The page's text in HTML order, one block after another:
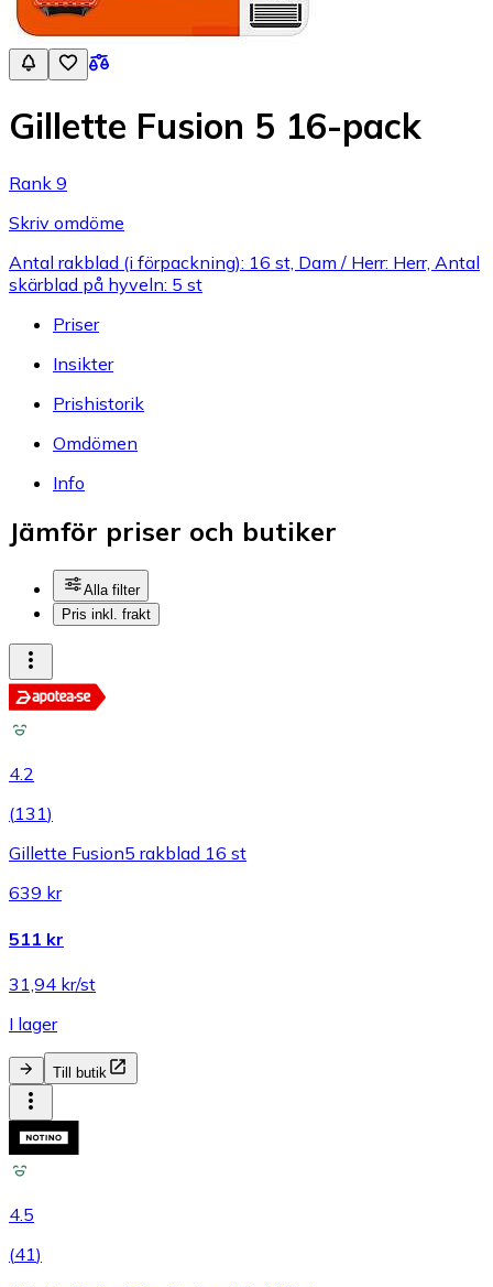
Gillette Fusion 5 16-pack
Rank 9
Skriv omdöme
Antal rakblad (i förpackning): 16 st, Dam / Herr: Herr, Antal
skärblad på hyveln: 5 st
Priser
Insikter
Prishistorik
Omdömen
Info
Jämför priser och butiker
Alla filter
Pris inkl. frakt
4.2
(131)
Gillette Fusion5 rakblad 16 st
639 kr
511 kr
31,94 kr/st
I lager
Till butik
4.5
(41)